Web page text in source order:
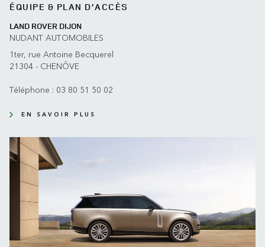
ÉQUIPE & PLAN D’ACCÈS
LAND ROVER DIJON
NUDANT AUTOMOBILES
1ter, rue Antoine Becquerel
21304 - CHENÔVE
Téléphone : 03 80 51 50 02
EN SAVOIR PLUS